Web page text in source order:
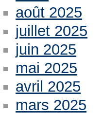
août 2025
juillet 2025
juin 2025
mai 2025
avril 2025
mars 2025